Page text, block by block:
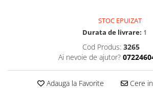
STOC EPUIZAT
Durata de livrare: 1
Cod Produs: 3265
Ai nevoie de ajutor?
Adauga la Favorite Cere